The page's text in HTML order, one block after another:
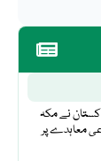
نے مکہ
معاہدے پر